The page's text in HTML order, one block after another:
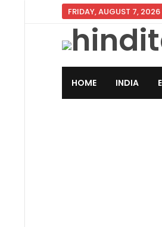
FRIDAY, AUGUST 7, 2026
HOME INDIA